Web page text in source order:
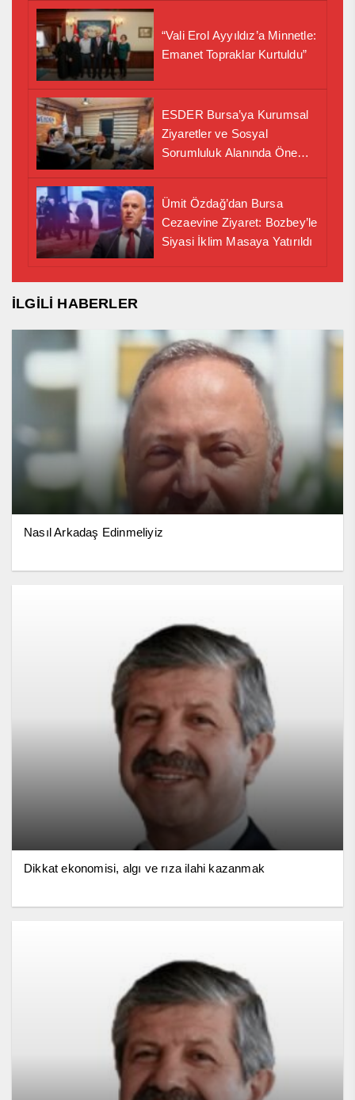
“Vali Erol Ayyıldız’a Minnetle:
Emanet Topraklar Kurtuldu”
ESDER Bursa’ya Kurumsal
Ziyaretler ve Sosyal
Sorumluluk Alanında Önemli
Ümit Özdağ’dan Bursa
Cezaevine Ziyaret: Bozbey’le
Siyasi İklim Masaya Yatırıldı
İLGİLİ HABERLER
Nasıl Arkadaş Edinmeliyiz
Dikkat ekonomisi, algı ve rıza ilahi kazanmak